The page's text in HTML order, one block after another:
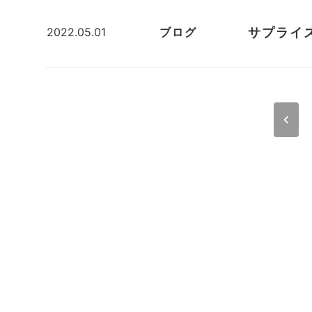
2022.05.01 ブログ サプライ
chevron_left